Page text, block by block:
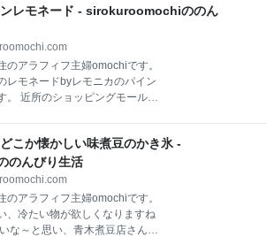
ツアが出来ると番号を呼ばれる
フサービスタイプでした。 出来
ゲリータ。 たっぷりチ
本ハムファイターズの本拠地
ールド」、札幌の新名所となっ
omochiの場合） JR札幌駅から
→北広島駅で下車 北広島駅→F
ルバス JR北広島駅で降りると、
出ているので、乗り場はすぐに
ないので、１本逃すと３０分待
ある日はかなり混みそう。歩い
ど、途中登り坂なのでち
レモネード - sirokuroomochiののん
のアラフィフ主婦omochiです。
レモネードbyレモニカのパイン
。 近所のショッピングモールに
を使って作られます。 メニュー
通のレモネードからストロベリ
どいろいろそろっています。 今
レモネードを注文しました。 ラ
税込み） ここで豆知識。 ８月１
）７（ナ）ップルの日だそうで
どこか懐かしい味煮豆のかき氷 -
んびり生活
のアラフィフ主婦omochiです。
、冷たい物が欲しくなりますね
な～と思い、青木煮豆店さんの